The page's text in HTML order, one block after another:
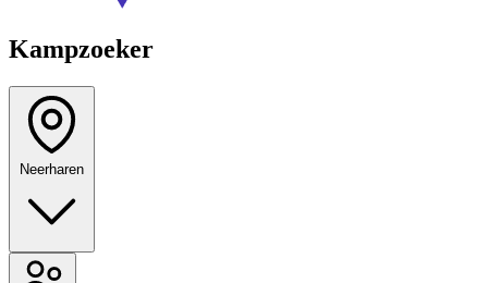
Kampzoeker
Neerharen